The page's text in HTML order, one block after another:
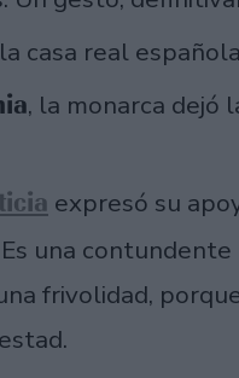
casa real
, la monarca dejó
expresó su
una
frivolidad,